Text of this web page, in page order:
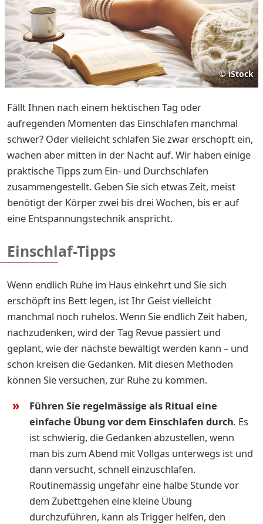
© iStock
Fällt Ihnen nach einem hektischen Tag oder
aufregenden Momenten das Einschlafen manchmal
schwer? Oder vielleicht schlafen Sie zwar erschöpft ein,
wachen aber mitten in der Nacht auf. Wir haben einige
praktische Tipps zum Ein- und Durchschlafen
zusammengestellt. Geben Sie sich etwas Zeit, meist
benötigt der Körper zwei bis drei Wochen, bis er auf
eine Entspannungstechnik anspricht.
Einschlaf-Tipps
Wenn endlich Ruhe im Haus einkehrt und Sie sich
erschöpft ins Bett legen, ist Ihr Geist vielleicht
manchmal noch ruhelos. Wenn Sie endlich Zeit haben,
nachzudenken, wird der Tag Revue passiert und
geplant, wie der nächste bewältigt werden kann – und
schon kreisen die Gedanken. Mit diesen Methoden
können Sie versuchen, zur Ruhe zu kommen.
Führen Sie regelmässige als Ritual eine
einfache Übung vor dem Einschlafen durch. Es
ist schwierig, die Gedanken abzustellen, wenn
man bis zum Abend mit Vollgas unterwegs ist und
dann versucht, schnell einzuschlafen.
Routinemässig ungefähr eine halbe Stunde vor
dem Zubettgehen eine kleine Übung
durchzuführen, kann als Trigger helfen, den